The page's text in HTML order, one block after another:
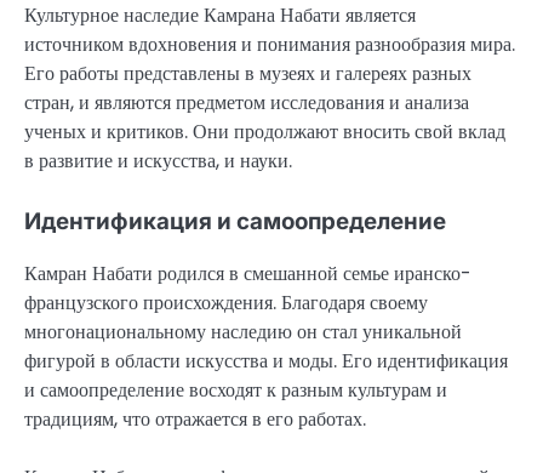
Культурное наследие Камрана Набати является
источником вдохновения и понимания разнообразия мира.
Его работы представлены в музеях и галереях разных
стран, и являются предметом исследования и анализа
ученых и критиков. Они продолжают вносить свой вклад
в развитие и искусства, и науки.
Идентификация и самоопределение
Камран Набати родился в смешанной семье иранско-
французского происхождения. Благодаря своему
многонациональному наследию он стал уникальной
фигурой в области искусства и моды. Его идентификация
и самоопределение восходят к разным культурам и
традициям, что отражается в его работах.